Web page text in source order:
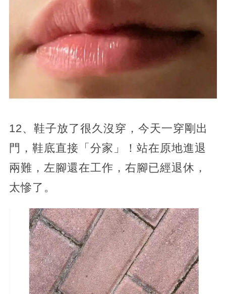
12、鞋子放了很久沒穿，今天一穿剛出
門，鞋底直接「分家」！站在原地進退
兩難，左腳還在工作，右腳已經退休，
太慘了。